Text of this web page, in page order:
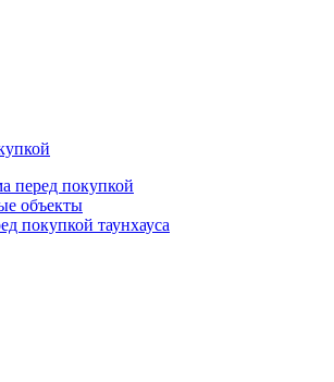
перед покупкой
объекты
покупкой таунхауса